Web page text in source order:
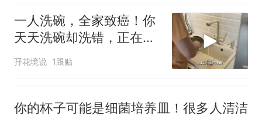
一人洗碗，全家致癌！你
天天洗碗却洗错，正在往
嘴里送细菌！
孖花境说 1跟贴
你的杯子可能是细菌培养皿！很多人清洁